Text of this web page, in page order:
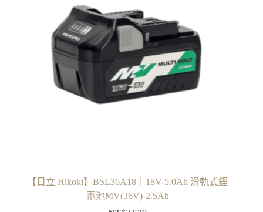
【日立 Hikoki】BSL36A18｜18V-5.0Ah 滑軌式鋰
電池MV(36V)-2.5Ah